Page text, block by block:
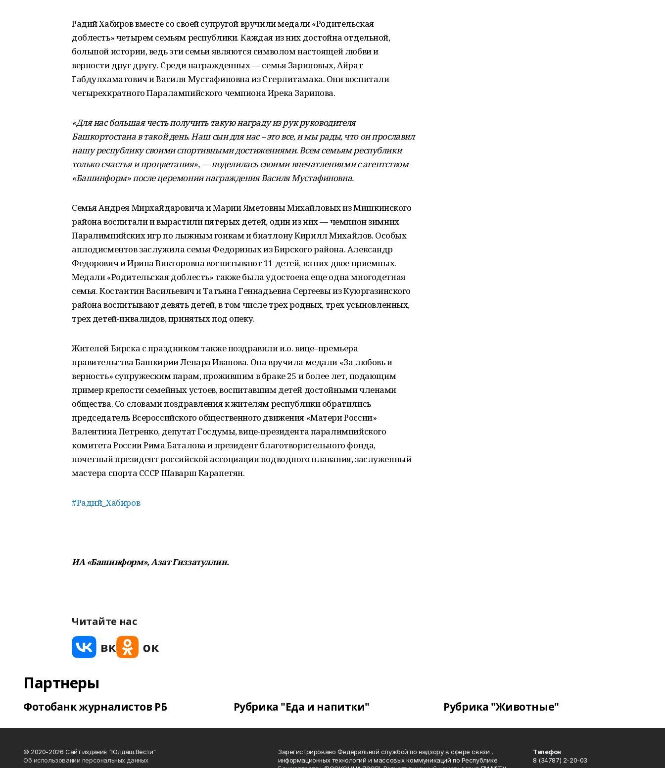
Радий Хабиров вместе со своей супругой вручили медали «Родительская
доблесть» четырем семьям республики. Каждая из них достойна отдельной,
большой истории, ведь эти семьи являются символом настоящей любви и
верности друг другу. Среди награжденных — семья Зариповых, Айрат
Габдулхаматович и Василя Мустафиновна из Стерлитамака. Они воспитали
четырехкратного Паралампийского чемпиона Ирека Зарипова.
«Для нас большая честь получить такую награду из рук руководителя
Башкортостана в такой день. Наш сын для нас – это все, и мы рады, что он прославил
нашу республику своими спортивными достижениями. Всем семьям республики
только счастья и процветания», — поделилась своими впечатлениями с агентством
«Башинформ» после церемонии награждения Василя Мустафиновна.
Семья Андрея Мирхайдаровича и Марии Яметовны Михайловых из Мишкинского
района воспитали и вырастили пятерых детей, один из них — чемпион зимних
Паралимпийских игр по лыжным гонкам и биатлону Кирилл Михайлов. Особых
аплодисментов заслужила семья Федориных из Бирского района. Александр
Федорович и Ирина Викторовна воспитывают 11 детей, из них двое приемных.
Медали «Родительская доблесть» также была удостоена еще одна многодетная
семья. Костантин Васильевич и Татьяна Геннадьевна Сергеевы из Куюргазинского
района воспитывают девять детей, в том числе трех родных, трех усыновленных,
трех детей-инвалидов, принятых под опеку.
Жителей Бирска с праздником также поздравили и.о. вице–премьера
правительства Башкирии Ленара Иванова. Она вручила медали «За любовь и
верность» супружеским парам, прожившим в браке 25 и более лет, подающим
пример крепости семейных устоев, воспитавшим детей достойными членами
общества. Со словами поздравления к жителям республики обратились
председатель Всероссийского общественного движения «Матери России»
Валентина Петренко, депутат Госдумы, вице-президента паралимпийского
комитета России Рима Баталова и президент благотворительного фонда,
почетный президент российской ассоциации подводного плавания, заслуженный
мастера спорта СССР Шаварш Карапетян.
#Радий_Хабиров
ИА «Башинформ», Азат Гиззатуллин.
Читайте нас
Партнеры
Фотобанк журналистов РБ Рубрика "Еда и напитки" Рубрика "Животные"
© 2020-2026 Сайт издания "Юлдаш.Вести"
Об использовании персональных данных
Зарегистрировано Федеральной службой по надзору в сфере связи ,
информационных технологий и массовых коммуникаций по Республике
Телефон
8 (34787) 2-20-03